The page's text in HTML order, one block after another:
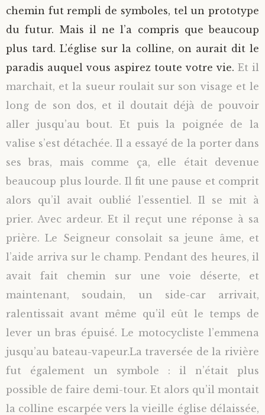
chemin fut rempli de symboles, tel un prototype
du futur. Mais il ne l’a compris que beaucoup
plus tard. L’église sur la colline, on aurait dit le
paradis auquel vous aspirez toute votre vie. Et il
marchait, et la sueur roulait sur son visage et le
long de son dos, et il doutait déjà de pouvoir
aller jusqu’au bout. Et puis la poignée de la
valise s’est détachée. Il a essayé de la porter dans
ses bras, mais comme ça, elle était devenue
beaucoup plus lourde. Il fit une pause et comprit
alors qu’il avait oublié l’essentiel. Il se mit à
prier. Avec ardeur. Et il reçut une réponse à sa
prière. Le Seigneur consolait sa jeune âme, et
l’aide arriva sur le champ. Pendant des heures, il
avait fait chemin sur une voie déserte, et
maintenant, soudain, un side-car arrivait,
ralentissait avant même qu’il eût le temps de
lever un bras épuisé. Le motocycliste l’emmena
jusqu’au bateau-vapeur.La traversée de la rivière
fut également un symbole : il n’était plus
possible de faire demi-tour. Et alors qu’il montait
la colline escarpée vers la vieille église délaissée,